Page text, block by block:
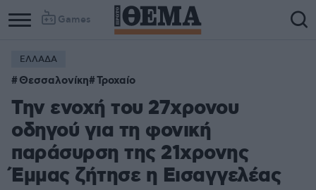
Games
Column
1
Column
2
ΕΛΛΑΔΑ
Θεσσαλονίκη Τροχαίο
Την ενοχή του 27χρονου
οδηγού για τη φονική
παράσυρση της 21χρονης
Έμμας ζήτησε η Εισαγγελέας